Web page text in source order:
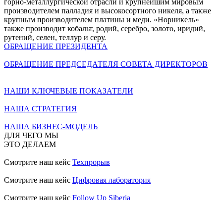
горно-металлургической отрасли и крупнейшим мировым
производителем палладия и высокосортного никеля, а также
крупным производителем платины и меди. «Норникель»
также производит кобальт, родий, серебро, золото, иридий,
рутений, селен, теллур и серу.
ОБРАЩЕНИЕ ПРЕЗИДЕНТА
ОБРАЩЕНИЕ ПРЕДСЕДАТЕЛЯ СОВЕТА ДИРЕКТОРОВ
НАШИ КЛЮЧЕВЫЕ ПОКАЗАТЕЛИ
НАША СТРАТЕГИЯ
НАША БИЗНЕС-МОДЕЛЬ
ДЛЯ ЧЕГО МЫ
ЭТО ДЕЛАЕМ
Смотрите наш кейс Техпрорыв
Смотрите наш кейс Цифровая лаборатория
Смотрите наш кейс Follow Up Siberia